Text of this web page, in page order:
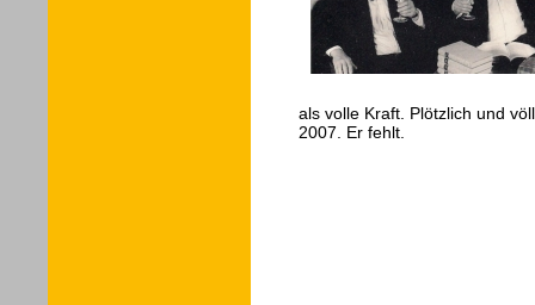
als volle Kraft. Plötzlich und
2007. Er fehlt.